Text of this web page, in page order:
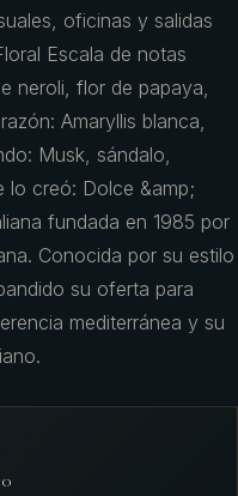
oficinas y salidas
Escala de notas
neroli, flor de papaya,
Amaryllis blanca,
Musk, sándalo,
lo creó: Dolce &amp;
fundada en 1985 por
Conocida por su estilo
su oferta para
mediterránea y su